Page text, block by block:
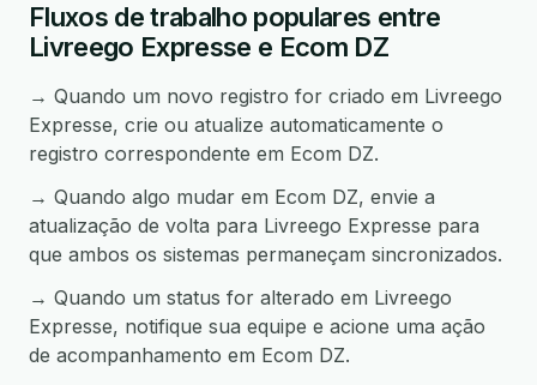
Fluxos de trabalho populares entre
Livreego Expresse e Ecom DZ
→ Quando um novo registro for criado em Livreego
Expresse, crie ou atualize automaticamente o
registro correspondente em Ecom DZ.
→ Quando algo mudar em Ecom DZ, envie a
atualização de volta para Livreego Expresse para
que ambos os sistemas permaneçam sincronizados.
→ Quando um status for alterado em Livreego
Expresse, notifique sua equipe e acione uma ação
de acompanhamento em Ecom DZ.